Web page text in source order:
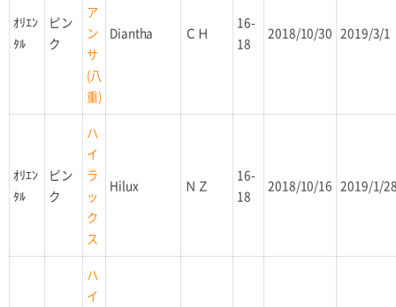
ｵﾘｴﾝ
ﾀﾙ
ピン
ク
ア
ン
サ
(八
重)
Diantha ＣＨ
16-
18
2018/10/30 2019/3/1
ｵﾘｴﾝ
ﾀﾙ
ピン
ク
ハ
イ
ラ
ッ
ク
ス
Hilux ＮＺ
16-
18
2018/10/16 2019/1/
ハ
イ